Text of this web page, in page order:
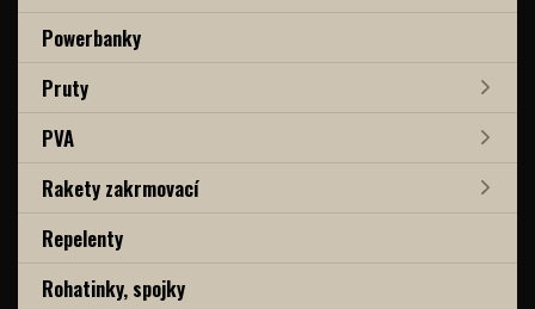
Powerbanky
Pruty
PVA
Rakety zakrmovací
Repelenty
Rohatinky, spojky